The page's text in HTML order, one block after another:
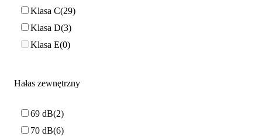
Klasa C 29
Klasa D 3
Klasa E 0
Hałas zewnętrzny
69 dB 2
70 dB 6